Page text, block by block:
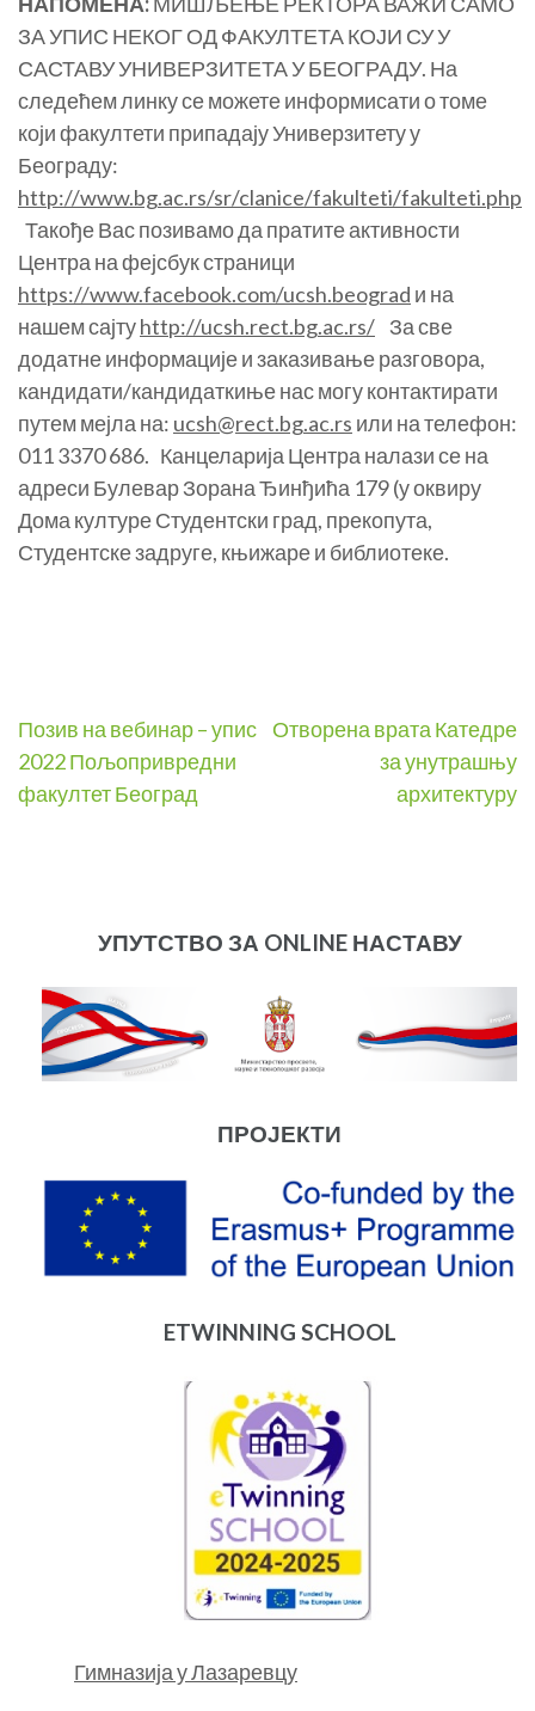
ЗА УПИС НЕКОГ ОД ФАКУЛТЕТА КОЈИ СУ У
САСТАВУ УНИВЕРЗИТЕТА У БЕОГРАДУ. На
следећем линку се можете информисати о томе
који факултети припадају Универзитету у
Београду:
http://www.bg.ac.rs/sr/clanice/fakulteti/fakulteti.php
Такође Вас позивамо да пратите активности
Центра на фејсбук страници
https://www.facebook.com/ucsh.beograd и на
нашем сајтуhttp://ucsh.rect.bg.ac.rs/ За све
додатне информације и заказивање разговора,
кандидати/кандидаткиње нас могу контактирати
путем мејла на: ucsh@rect.bg.ac.rs или на телефон:
011 3370 686. Канцеларија Центра налази се на
адреси Булевар Зорана Ђинђића 179 (у оквиру
Дома културе Студентски град, прекопута,
Студентске задруге, књижаре и библиотеке.
Post
navigation
Позив на вебинар – упис
2022 Пољопривредни
факултет Београд
Отворена врата Катедре
за унутрашњу
архитектуру
УПУТСТВО ЗА ONLINE НАСТАВУ
ПРОЈЕКТИ
ETWINNING SCHOOL
Гимназија у Лазаревцу